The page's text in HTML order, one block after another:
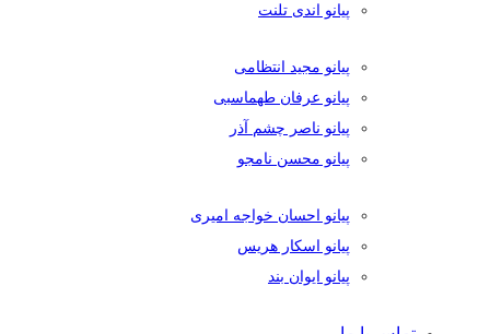
پیانو اندی تلنت
پیانو مجید انتظامی
پیانو عرفان طهماسبی
پیانو ناصر چشم آذر
پیانو محسن نامجو
پیانو احسان خواجه امیری
پیانو اسکار هریس
پیانو ایوان بند